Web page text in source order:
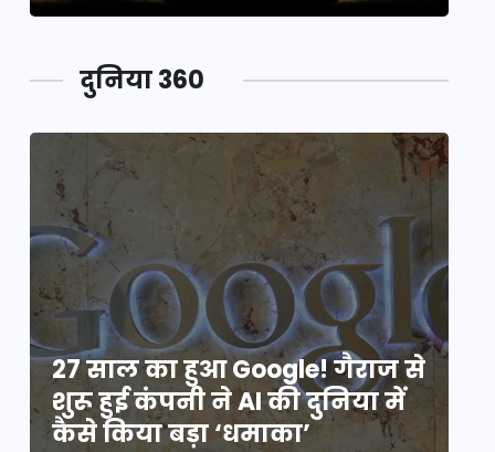
दुनिया 360
27 साल का हुआ Google! गैराज से
शुरू हुई कंपनी ने AI की दुनिया में
कैसे किया बड़ा ‘धमाका’